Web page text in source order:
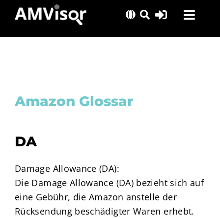
content
Lösungen
Über uns
Amazon Glossar
DA
Damage Allowance (DA):
Die Damage Allowance (DA) bezieht sich auf
eine Gebühr, die Amazon anstelle der
Rücksendung beschädigter Waren erhebt.